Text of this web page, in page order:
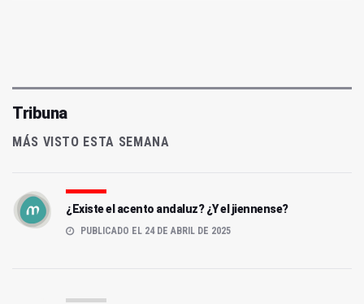
Tribuna
MÁS VISTO ESTA SEMANA
¿Existe el acento andaluz? ¿Y el jiennense?
PUBLICADO EL 24 DE ABRIL DE 2025